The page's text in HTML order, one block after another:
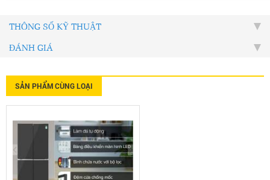
THÔNG SỐ KỸ THUẬT
ĐÁNH GIÁ
SẢN PHẨM CÙNG LOẠI